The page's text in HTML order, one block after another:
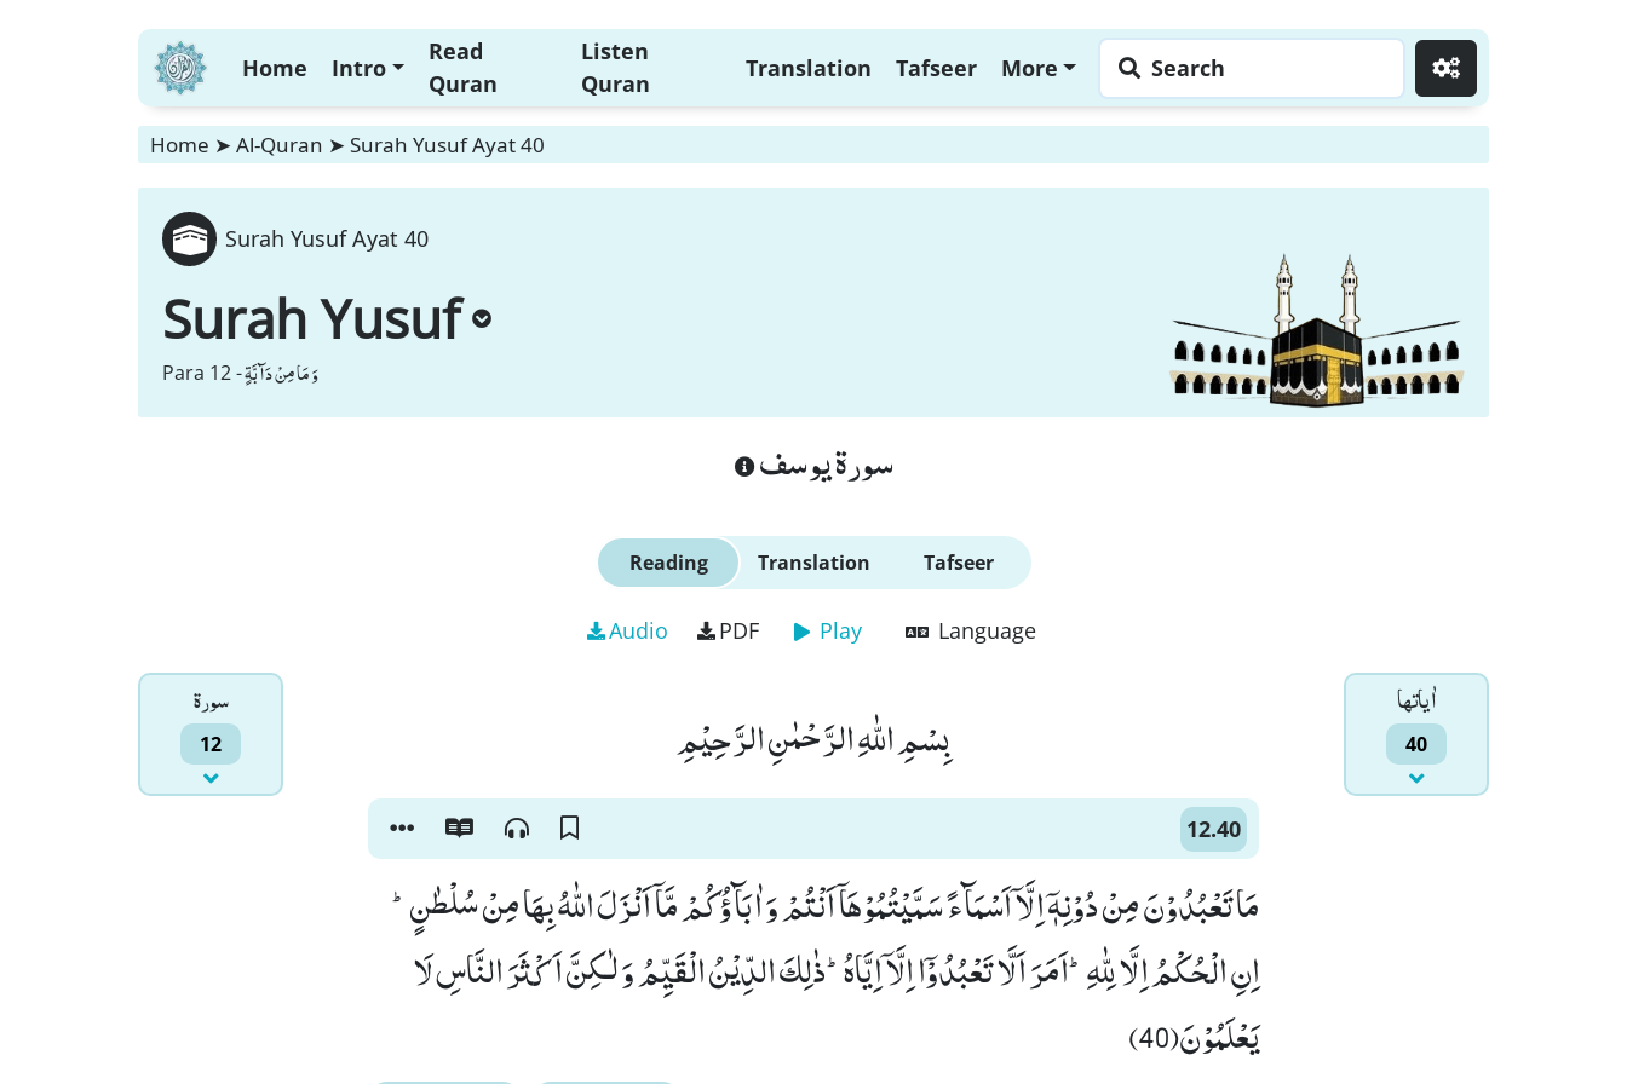
Home Intro
Read
Quran
Listen
Quran
Translation Tafseer More Search
Home ➤ Al-Quran ➤ Surah Yusuf Ayat 40
Surah Yusuf Ayat 40
Surah Yusuf
Para 12 -وَ مَا مِنْ دَآبَّةٍ
سورة يوسف
Reading Translation Tafseer
Audio PDF Play Language
سورۃ
12
اٰياتها
40 بِسْمِ اللّٰهِ الرَّحْمٰنِ الرَّحِیْمِ
12.40
مَا تَعْبُدُوْنَ مِنْ دُوْنِهٖۤ اِلَّاۤ اَسْمَآءً سَمَّیْتُمُوْهَاۤ اَنْتُمْ وَ اٰبَآؤُكُمْ مَّاۤ اَنْزَلَ اللّٰهُ بِهَا مِنْ سُلْطٰنٍؕ-
اِنِ الْحُكْمُ اِلَّا لِلّٰهِؕ-اَمَرَ اَلَّا تَعْبُدُوْۤا اِلَّاۤ اِیَّاهُؕ-ذٰلِكَ الدِّیْنُ الْقَیِّمُ وَ لٰـكِنَّ اَكْثَرَ النَّاسِ لَا
یَعْلَمُوْنَ(40)